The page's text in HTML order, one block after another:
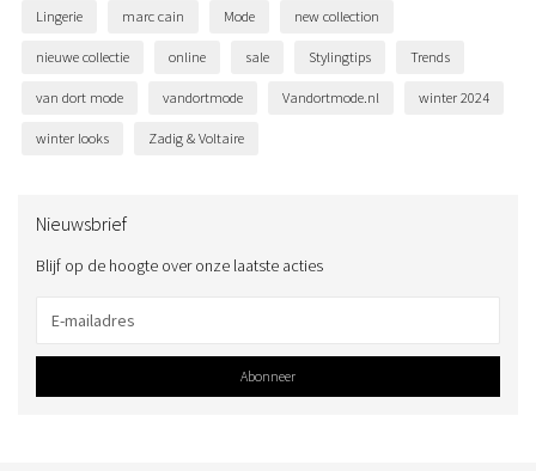
Lingerie marc cain Mode new collection
nieuwe collectie online sale Stylingtips Trends
van dort mode vandortmode Vandortmode.nl winter 2024
winter looks Zadig & Voltaire
Nieuwsbrief
Blijf op de hoogte over onze laatste acties
Abonneer